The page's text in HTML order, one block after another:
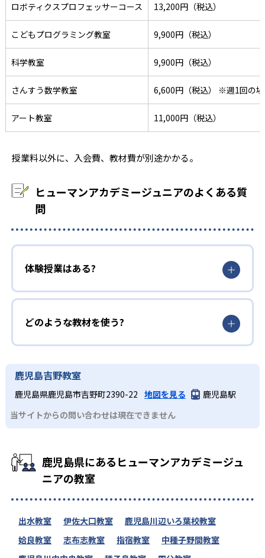
ロボティクスプロフェッサーコース 13,200円（税込）
こどもプログラミング教室 9,900円（税込）
科学教室 9,900円（税込）
さんすう数学教室 6,600円（税込） ※週1回の
アート教室 11,000円（税込）
授業料以外に、入会費、教材費が別途かかる。
ヒューマンアカデミージュニアのよくある質
問
体験授業はある?
どのような教材を使う?
鹿児島吉野教室
鹿児島県鹿児島市吉野町2390-22 地図を見る
鹿児島駅
当サイトからの問い合わせは現在できません
鹿児島県にあるヒューマンアカデミージュ
ニアの教室
出水教室 伊佐大口教室
鹿児島川辺いろ葉校教室
姶良教室
志布志教室 指宿教室
中種子野間教室